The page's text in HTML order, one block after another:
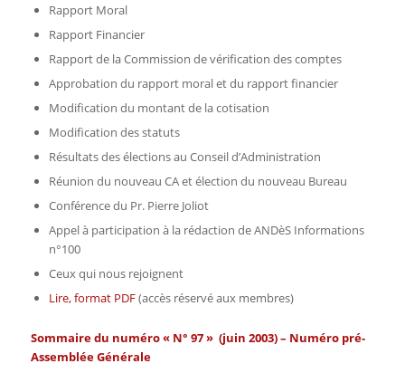
Rapport Moral
Rapport Financier
Rapport de la Commission de vérification des comptes
Approbation du rapport moral et du rapport financier
Modification du montant de la cotisation
Modification des statuts
Résultats des élections au Conseil d’Administration
Réunion du nouveau CA et élection du nouveau Bureau
Conférence du Pr. Pierre Joliot
Appel à participation à la rédaction de ANDèS Informations
n°100
Ceux qui nous rejoignent
Lire, format PDF(accès réservé aux membres)
Sommaire du numéro « N° 97 » (juin 2003) – Numéro pré-
Assemblée Générale